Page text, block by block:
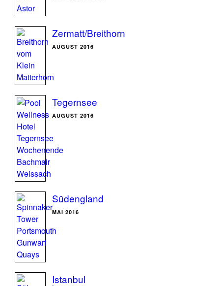
Zermatt/Breithorn
AUGUST 2016
Tegernsee
AUGUST 2016
Südengland
MAI 2016
Istanbul